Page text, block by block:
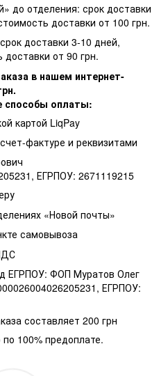
до отделения: срок доставки
доставки от 100 грн.
доставки 3-10 дней,
от 90 грн.
в нашем интернет-
оплаты:
картой LiqPay
фактуре и реквизитами
ЕГРПОУ: 2671119215
«Новой почты»
самовывоза
ЕГРПОУ: ФОП Муратов Олег
ЕГРПОУ:
составляет 200 грн
100% предоплате.